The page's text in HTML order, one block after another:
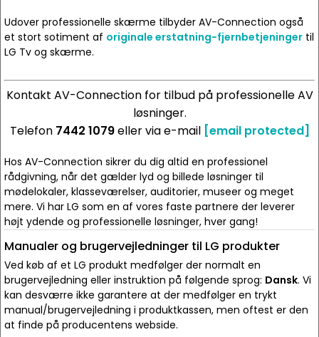
Udover professionelle skærme tilbyder AV-Connection også
et stort sotiment af originale erstatning-fjernbetjeninger til
LG Tv og skærme.
Kontakt AV-Connection for tilbud på professionelle AV
løsninger.
Telefon 7442 1079eller via e-mail [email protected]
Hos AV-Connection sikrer du dig altid en professionel
rådgivning, når det gælder lyd og billede løsninger til
mødelokaler, klasseværelser, auditorier, museer og meget
mere. Vi har LG som en af vores faste partnere der leverer
højt ydende og professionelle løsninger, hver gang!
Manualer og brugervejledninger til LG produkter
Ved køb af et LG produkt medfølger der normalt en
brugervejledning eller instruktion på følgende sprog: Dansk. Vi
kan desværre ikke garantere at der medfølger en trykt
manual/brugervejledning i produktkassen, men oftest er den
at finde på producentens webside.